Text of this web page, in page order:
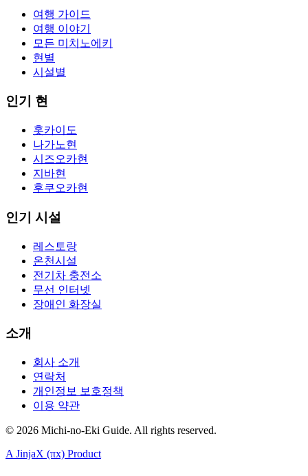
여행 가이드
여행 이야기
모든 미치노에키
현별
시설별
인기 현
홋카이도
나가노현
시즈오카현
지바현
후쿠오카현
인기 시설
레스토랑
온천시설
전기차 충전소
무선 인터넷
장애인 화장실
소개
회사 소개
연락처
개인정보 보호정책
이용 약관
© 2026 Michi-no-Eki Guide. All rights reserved.
A JinjaX (πx) Product